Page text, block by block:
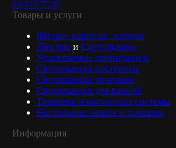
84951977330
Товары и услуги
Шторы, карнизы, жалюзи
Люстры и Светильники
Управляемые светильники
Светильники настенные
Светильники точечные
Светильники для ванной
Трековые и магнитные системы
Настольные лампы и торшеры
Информация